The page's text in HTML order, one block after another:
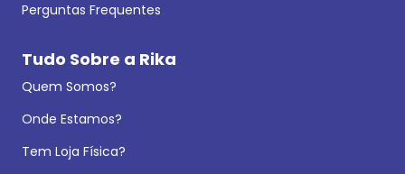
Perguntas Frequentes
Tudo Sobre a Rika
Quem Somos?
Onde Estamos?
Tem Loja Física?